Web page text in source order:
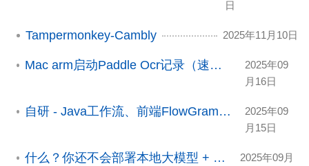
日
Tampermonkey-Cambly 2025年11月10日
Mac arm启动Paddle Ocr记录（速度很慢不建议尝试）
2025年09
月16日
自研 - Java工作流、前端FlowGram（Coze前端二开）
2025年09
月15日
什么？你还不会部署本地大模型 + 开发MCP服务
2025年09月